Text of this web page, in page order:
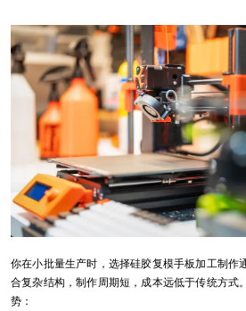
你在小批量生产时，选择硅胶复模手板加工制作
合复杂结构，制作周期短，成本远低于传统方式
势：